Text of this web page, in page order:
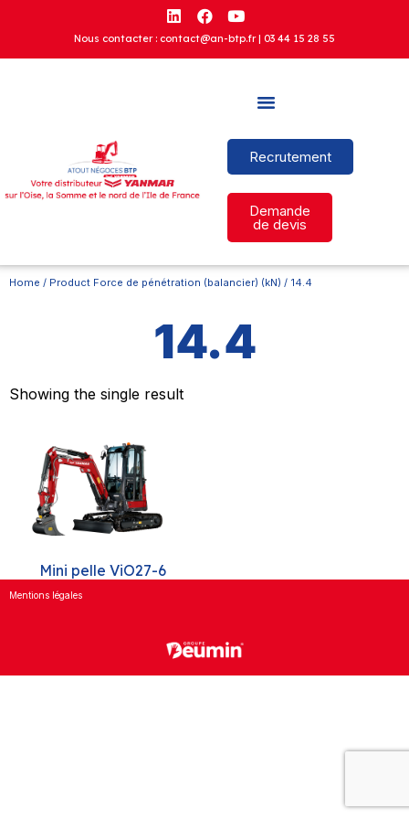
Nous contacter : contact@an-btp.fr | 03 44 15 28 55
Recrutement
Demande
de devis
Home / Product Force de pénétration (balancier) (kN) / 14.4
14.4
Showing the single result
Mini pelle ViO27-6
Mentions légales